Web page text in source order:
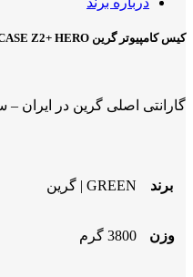
کیس کامپیوتر گرین GREEN COMPUTER CASE Z2+ HERO
گارانتی اصلی گرین در ایران –
برند GREEN | گرین
وزن 3800 گرم